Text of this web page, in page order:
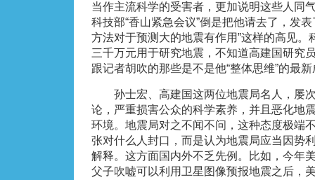
当作主流科学的受害者，更加说明这些人同
科技部“香山紧急会议”倒是把他请去了，发
方法对于预测大的地震有作用”这样的高见。
三千万元用于研究地震，不知道高建国研究
跟记者胡吹的那些是不是他“整体思维”的最
孙士宏、高建国这两位地震局名人，屡
论，严重损害公众的科学素养，并且恶化地
环境。地震局对之不闻不问，这种态度极端
张对什么人封口，而是认为地震局应当因势
解释。这方面国内外不乏先例。比如，今年
父子吹嘘可以利用卫星图像预报地震之后，